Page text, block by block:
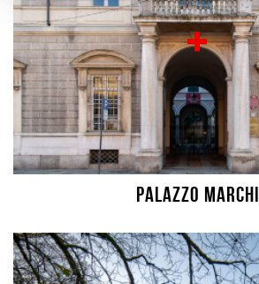
Palazzo Marchi